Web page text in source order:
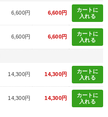
6,600円 6,600円
カートに
入れる
6,600円 6,600円
カートに
入れる
14,300円 14,300円
カートに
入れる
14,300円 14,300円
カートに
入れる